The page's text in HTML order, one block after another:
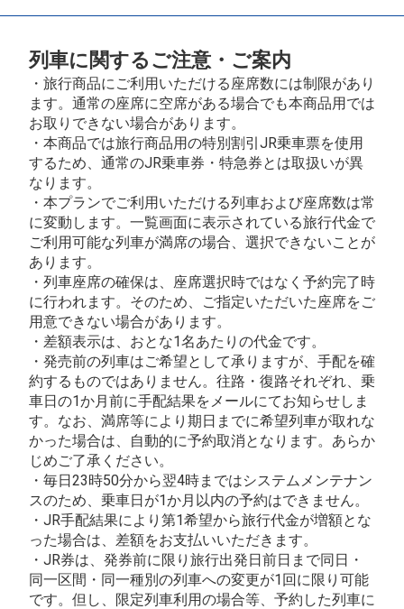
列車に関するご注意・ご案内
・旅行商品にご利用いただける座席数には制限があり
ます。通常の座席に空席がある場合でも本商品用では
お取りできない場合があります。
・本商品では旅行商品用の特別割引JR乗車票を使用
するため、通常のJR乗車券・特急券とは取扱いが異
なります。
・本プランでご利用いただける列車および座席数は常
に変動します。一覧画面に表示されている旅行代金で
ご利用可能な列車が満席の場合、選択できないことが
あります。
・列車座席の確保は、座席選択時ではなく予約完了時
に行われます。そのため、ご指定いただいた座席をご
用意できない場合があります。
・差額表示は、おとな1名あたりの代金です。
・発売前の列車はご希望として承りますが、手配を確
約するものではありません。往路・復路それぞれ、乗
車日の1か月前に手配結果をメールにてお知らせしま
す。なお、満席等により期日までに希望列車が取れな
かった場合は、自動的に予約取消となります。あらか
じめご了承ください。
・毎日23時50分から翌4時まではシステムメンテナン
スのため、乗車日が1か月以内の予約はできません。
・JR手配結果により第1希望から旅行代金が増額とな
った場合は、差額をお支払いいただきます。
・JR券は、発券前に限り旅行出発日前日まで同日・
同一区間・同一種別の列車への変更が1回に限り可能
です。但し、限定列車利用の場合等、予約した列車に